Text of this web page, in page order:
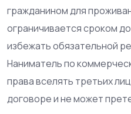
гражданином для
ограничивается сроком
избежать обязательной
Наниматель по
права вселять третьих
договоре и не может